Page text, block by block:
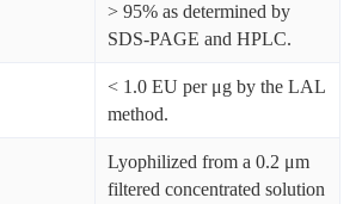
> 95% as determined by
SDS-PAGE and HPLC.
< 1.0 EU per μg by the LAL
method.
Lyophilized from a 0.2 μm
filtered concentrated solution